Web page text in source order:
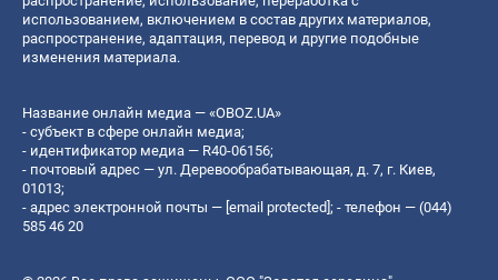
использованием, включением в состав других материалов,
распространение, адаптация, перевод и другие подобные
изменения материала.
Название онлайн медиа — «OBOZ.UA»
- субъект в сфере онлайн медиа;
- идентификатор медиа — R40-06156;
- почтовый адрес — ул. Деревообрабатывающая, д. 7, г. Киев,
01013;
- адрес электронной почты — [email protected]; - телефон — (044)
585 46 20